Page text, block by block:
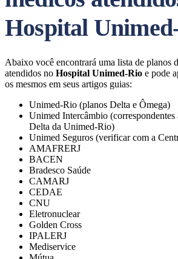
Hospital
Abaixo você encontrará uma lista de planos
atendidos no Hospital Unimed-Rio e pode
os mesmos em seus artigos guias:
Unimed-Rio (planos Delta e Ômega)
Unimed Intercâmbio (correspondentes
Delta da Unimed-Rio)
Unimed Seguros (verificar com a
AMAFRERJ
BACEN
Bradesco Saúde
CAMARJ
CEDAE
CNU
Eletronuclear
Golden Cross
IPALERJ
Mediservice